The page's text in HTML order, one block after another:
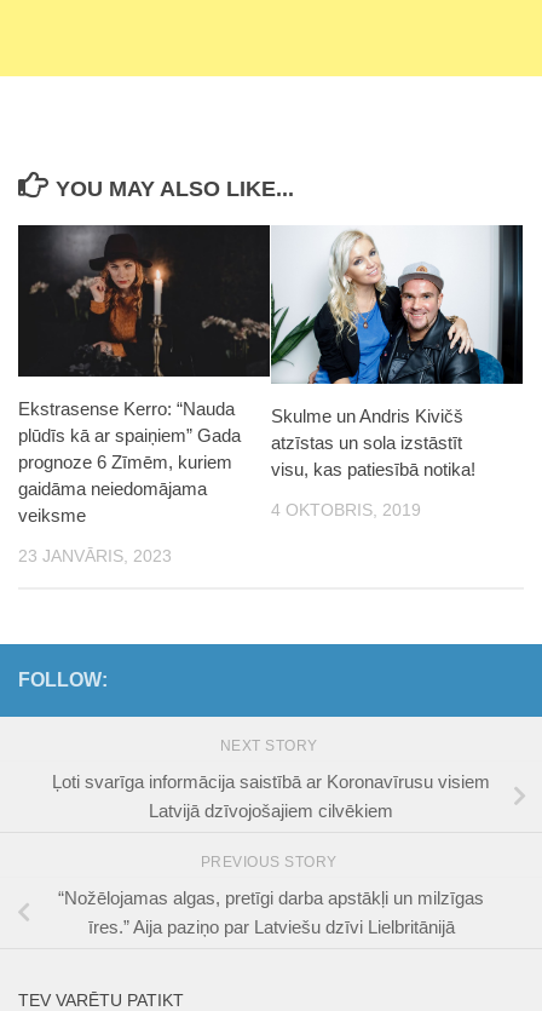
YOU MAY ALSO LIKE...
Ekstrasense Kerro: “Nauda
plūdīs kā ar spaiņiem” Gada
prognoze 6 Zīmēm, kuriem
gaidāma neiedomājama
veiksme
23 JANVĀRIS, 2023
Skulme un Andris Kivičš
atzīstas un sola izstāstīt
visu, kas patiesībā notika!
4 OKTOBRIS, 2019
FOLLOW:
NEXT STORY
Ļoti svarīga informācija saistībā ar Koronavīrusu visiem
Latvijā dzīvojošajiem cilvēkiem
PREVIOUS STORY
“Nožēlojamas algas, pretīgi darba apstākļi un milzīgas
īres.” Aija paziņo par Latviešu dzīvi Lielbritānijā
TEV VARĒTU PATIKT